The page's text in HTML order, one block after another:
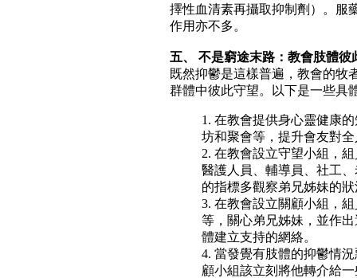
擇性血清素再攝取抑制劑）。服
作用亦不多。
五、 不是窮途末路：教會肢體彼
既然抑鬱是這樣普遍，教會的牧
群體中彼此守望。以下是一些具
1. 在教會提供身心靈健康
坊和聚會等，提升會友對
2. 在教會設立守望小組，
醫護人員、輔導員、社工
的指標多觀察弟兄姊妹的
3. 在教會設立關顧小組，
等，關心弟兄姊妹，並作
體建立支持的網絡。
4. 當發覺有肢體的抑鬱情
顧小組該立刻將他轉介給